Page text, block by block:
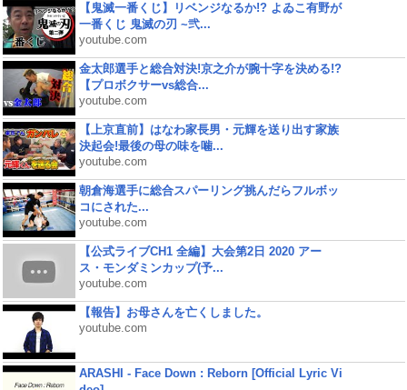
【鬼滅一番くじ】リベンジなるか!? よゐこ有野が
一番くじ 鬼滅の刃 ~弐...
youtube.com
金太郎選手と総合対決!京之介が腕十字を決める!?
【プロボクサーvs総合...
youtube.com
【上京直前】はなわ家長男・元輝を送り出す家族
決起会!最後の母の味を噛...
youtube.com
朝倉海選手に総合スパーリング挑んだらフルボッ
コにされた...
youtube.com
【公式ライブCH1 全編】大会第2日 2020 アー
ス・モンダミンカップ(予...
youtube.com
【報告】お母さんを亡くしました。
youtube.com
ARASHI - Face Down : Reborn [Official Lyric Vi